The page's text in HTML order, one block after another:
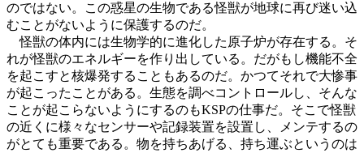
のではない。この惑星の生物である怪獣が地球に再び迷い込
むことがないように保護するのだ。
怪獣の体内には生物学的に進化した原子炉が存在する。そ
れが怪獣のエネルギーを作り出している。だがもし機能不全
を起こすと核爆発することもあるのだ。かつてそれで大惨事
が起こったことがある。生態を調べコントロールし、そんな
ことが起こらないようにするのもKSPの仕事だ。そこで怪獣
の近くに様々なセンサーや記録装置を設置し、メンテするの
がとても重要である。物を持ちあげる、持ち運ぶというのは